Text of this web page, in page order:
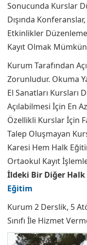
Sonucunda Kurslar
Dışında
Etkinlikler
Kayıt Olmak
Kurum Tarafından
Zorunludur. Okuma
El Sanatları Kursları
Açılabilmesi İçin En
Özellikli Kurslar İçin
Talep Oluşmayan
Karesi Hem Halk
Ortaokul Kayıt
İldeki Bir Diğer
Eğitim
Kurum 2 Derslik, 5
Sınıfı İle Hizmet